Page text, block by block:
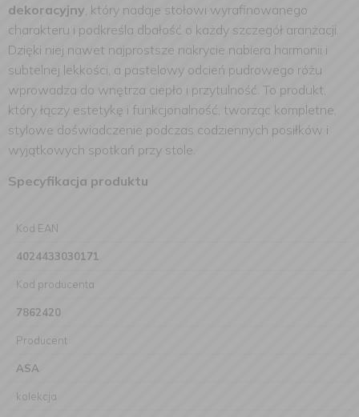
dekoracyjny, który nadaje stołowi wyrafinowanego
charakteru i podkreśla dbałość o każdy szczegół aranżacji.
Dzięki niej nawet najprostsze nakrycie nabiera harmonii i
subtelnej lekkości, a pastelowy odcień pudrowego różu
wprowadza do wnętrza ciepło i przytulność. To produkt,
który łączy estetykę i funkcjonalność, tworząc kompletne,
stylowe doświadczenie podczas codziennych posiłków i
wyjątkowych spotkań przy stole.
Specyfikacja produktu
Kod EAN
4024433030171
Kod producenta
7862420
Producent
ASA
kolekcja